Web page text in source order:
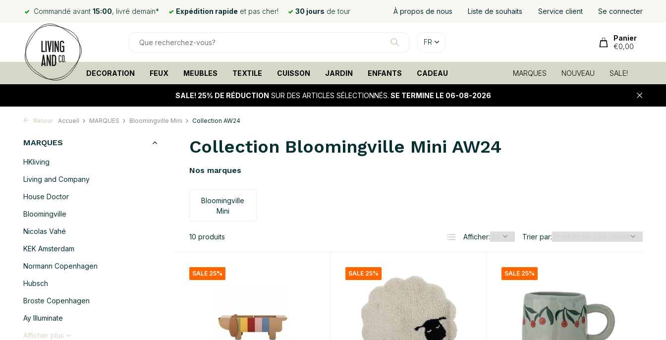
Commandé avant 15:00, livré demain* Expédition rapide et pas cher! 30 jours de tour À propos de nous Liste de souhaits Service client Se connecter
FR
Panier
€0,00
DECORATION FEUX MEUBLES TEXTILE CUISSON JARDIN ENFANTS CADEAU MARQUES NOUVEAU SALE!
SALE! 25% DE RÉDUCTION SUR DES ARTICLES SÉLECTIONNÉS. SE TERMINE LE 06-08-2026
Retour Accueil MARQUES Bloomingville Mini Collection AW24
MARQUES
HKliving
Living and Company
House Doctor
Bloomingville
Nicolas Vahé
KEK Amsterdam
Normann Copenhagen
Hubsch
Broste Copenhagen
Ay Illuminate
Afficher plus
Collection Bloomingville Mini AW24
Nos marques
Bloomingville
Mini
10 produits Afficher: Trier par:
SALE 25% SALE 25% SALE 25%